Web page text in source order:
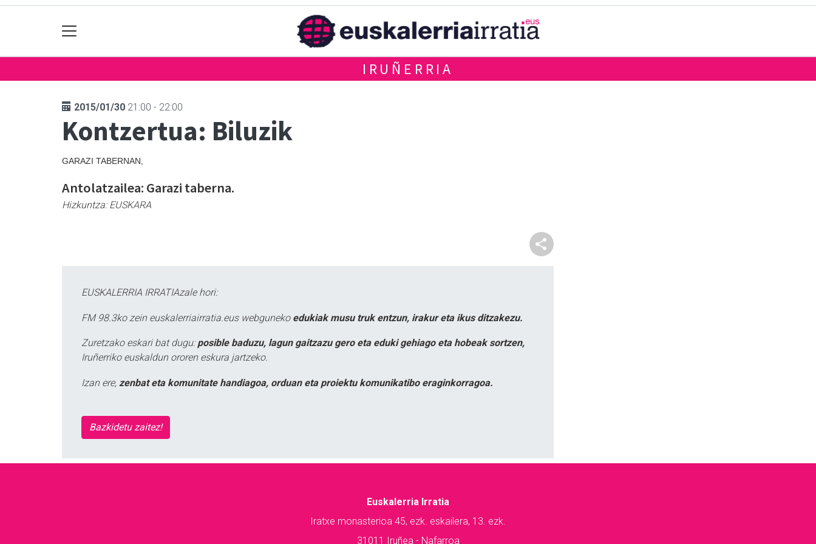
IRUÑERRIA
2015/01/30 21:00 - 22:00
Kontzertua: Biluzik
GARAZI TABERNAN,
Antolatzailea: Garazi taberna.
Hizkuntza:EUSKARA
EUSKALERRIA IRRATIAzale hori:
FM 98.3ko zein euskalerriairratia.eus webguneko edukiak musu truk entzun, irakur eta ikus ditzakezu.
Zuretzako eskari bat dugu: posible baduzu, lagun gaitzazu gero eta eduki gehiago eta hobeak sortzen,
Iruñerriko euskaldun ororen eskura jartzeko.
Izan ere, zenbat eta komunitate handiagoa, orduan eta proiektu komunikatibo eraginkorragoa.
Bazkidetu zaitez!
Euskalerria Irratia
Iratxe monasterioa 45, ezk. eskailera, 13. ezk.
31011 Iruñea - Nafarroa